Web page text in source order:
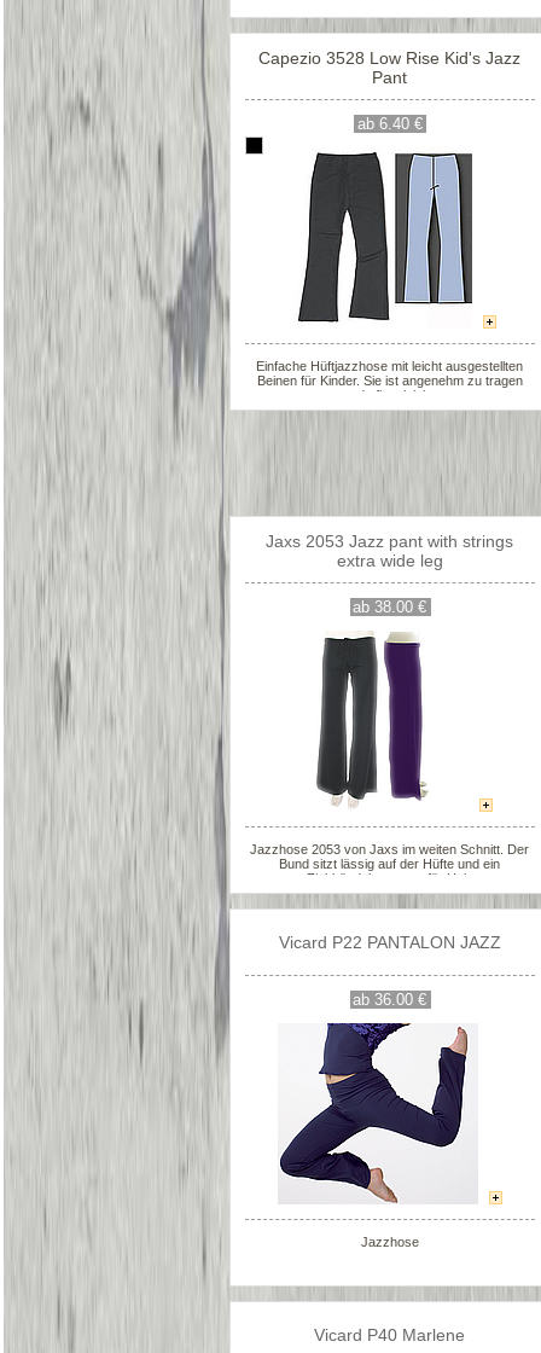
Capezio 3528 Low Rise Kid's Jazz
Pant
ab 6.40 €
Einfache Hüftjazzhose mit leicht ausgestellten
Beinen für Kinder. Sie ist angenehm zu tragen
und pflegeleicht.
Jaxs 2053 Jazz pant with strings
extra wide leg
ab 38.00 €
Jazzhose 2053 von Jaxs im weiten Schnitt. Der
Bund sitzt lässig auf der Hüfte und ein
Ziehbändchen sorgt für Halt.
Vicard P22 PANTALON JAZZ
ab 36.00 €
Jazzhose
Vicard P40 Marlene